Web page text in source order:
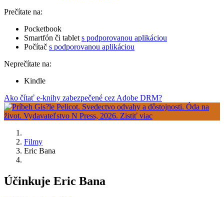
Prečítate na:
Pocketbook
Smartfón či tablet s podporovanou aplikáciou
Počítač s podporovanou aplikáciou
Neprečítate na:
Kindle
Ako čítať e-knihy zabezpečené cez Adobe DRM?
Filmy
Eric Bana
Účinkuje Eric Bana